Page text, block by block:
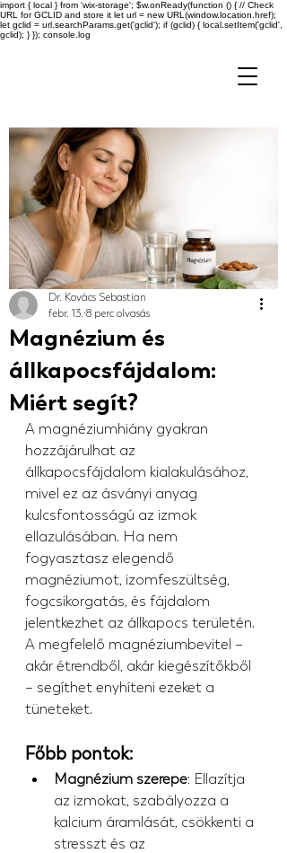
import { local } from 'wix-storage'; $w.onReady(function () { // Check
URL for GCLID and store it let url = new URL(window.location.href);
let gclid = url.searchParams.get('gclid'); if (gclid) { local.setItem('gclid',
gclid); } }); console.log
Magnézium és
állkapocsfájdalom:
Miért segít?
Dr. Kovács Sebastian
febr. 13. 8 perc olvasás
A magnéziumhiány gyakran
hozzájárulhat az
állkapocsfájdalom kialakulásához,
mivel ez az ásványi anyag
kulcsfontosságú az izmok
ellazulásában. Ha nem
fogyasztasz elegendő
magnéziumot, izomfeszültség,
fogcsikorgatás, és fájdalom
jelentkezhet az állkapocs területén.
A megfelelő magnéziumbevitel –
akár étrendből, akár kiegészítőkből
– segíthet enyhíteni ezeket a
tüneteket.
Főbb pontok:
Magnézium szerepe: Ellazítja
az izmokat, szabályozza a
kalcium áramlását, csökkenti a
stresszt és az